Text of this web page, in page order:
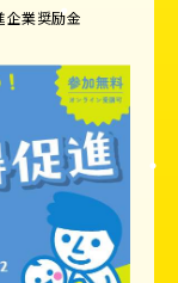
企業奨励金